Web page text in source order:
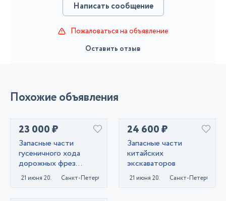
Написать сообщение
Пожаловаться на объявление
Оставить отзыв
Похожие объявления
23 000 ₽
Запасные части
гусеничного хода
дорожных фрез
Caterpillar PM620
21 июня 2025 Санкт-Петербург
24 600 ₽
Запасные части
китайских
экскаваторов
21 июня 2025 Санкт-Петербург